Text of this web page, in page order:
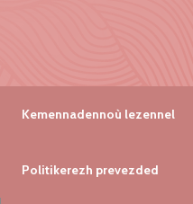
Kemennadennoù lezennel
Politikerezh prevezded